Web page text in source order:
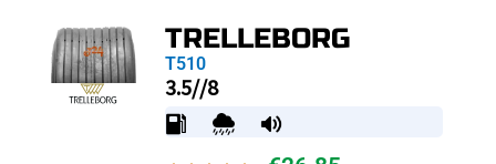
TRELLEBORG
T510
3.5//8